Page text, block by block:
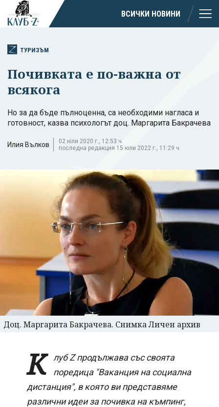
ВСИЧКИ НОВИНИ
ТУРИЗЪМ
Почивката е по-важна от
всякога
Но за да бъде пълноценна, са необходими нагласа и
готовност, казва психологът доц. Маргарита Бакрачева
Илия Вълков
02 юли 2020 г., 12:53 ч.
последна редакция 15 юли 2022 г., 11:29 ч.
Доц. Маргарита Бакрачева. Снимка Личен архив
К
луб Z продължава със своята
поредица "Ваканция на социална
дистанция", в която ви представяме
различни идеи за почивка на къмпинг,